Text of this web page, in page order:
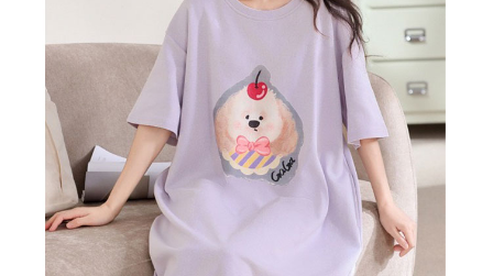
１．透過由恩沛科技股份有限公司提供之「AFTEE先享後付」服務完成之交
易，需依本服務之必要範圍內提供個人資料，並將交易相關給付款項請求債
權轉讓予恩沛科技股份有限公司。
２．關於個人資料處理事宜，請瀏覽以下網址：
https://aftee.tw/terms/#terms3
３．未成年的使用者請事先徵得法定代理人或監護人之同意方可使用
「AFTEE先享後付」，若未經同意申辦者引起之損失，本公司不負相關責
４．使用「AFTEE先享後付」時，將依據個別帳號之用戶狀況，依本公司即
時審查核予不同之上限額度；若仍有額度不足之情形，本公司將視審查結果
請求用戶進行身份認證。
５．嚴禁一人註冊多個帳號或使用他人資訊註冊。若發現惡意使用之情形，
每筆NT$80，滿NT$899(含以上)免運費